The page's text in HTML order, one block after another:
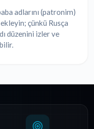
adlarını (patronim)
çünkü Rusça
düzenini izler ve